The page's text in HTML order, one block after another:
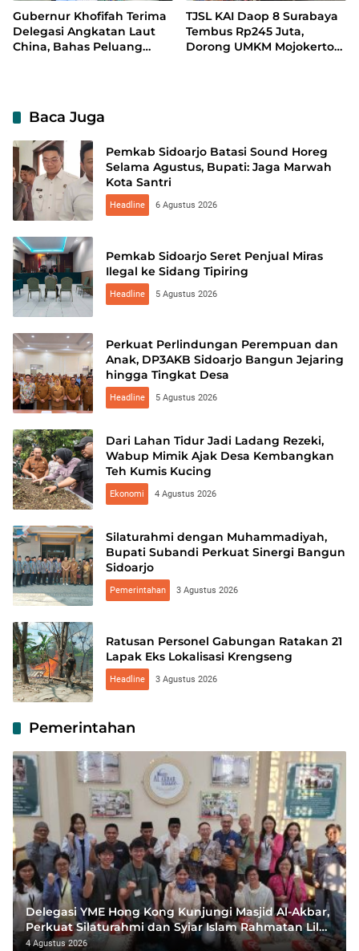
Gubernur Khofifah Terima
Delegasi Angkatan Laut
China, Bahas Peluang
TJSL KAI Daop 8 Surabaya
Tembus Rp245 Juta,
Dorong UMKM Mojokerto
Baca Juga
Pemkab Sidoarjo Batasi Sound Horeg
Selama Agustus, Bupati: Jaga Marwah
Kota Santri
Headline 6 Agustus 2026
Pemkab Sidoarjo Seret Penjual Miras
Ilegal ke Sidang Tipiring
Headline 5 Agustus 2026
Perkuat Perlindungan Perempuan dan
Anak, DP3AKB Sidoarjo Bangun Jejaring
hingga Tingkat Desa
Headline 5 Agustus 2026
Dari Lahan Tidur Jadi Ladang Rezeki,
Wabup Mimik Ajak Desa Kembangkan
Teh Kumis Kucing
Ekonomi 4 Agustus 2026
Silaturahmi dengan Muhammadiyah,
Bupati Subandi Perkuat Sinergi Bangun
Sidoarjo
Pemerintahan 3 Agustus 2026
Ratusan Personel Gabungan Ratakan 21
Lapak Eks Lokalisasi Krengseng
Headline 3 Agustus 2026
Pemerintahan
Delegasi YME Hong Kong Kunjungi Masjid Al-Akbar,
Perkuat Silaturahmi dan Syiar Islam Rahmatan Lil
‘Alamin
4 Agustus 2026